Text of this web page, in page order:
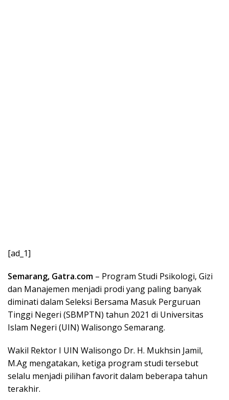
[ad_1]
Semarang, Gatra.com – Program Studi Psikologi, Gizi
dan Manajemen menjadi prodi yang paling banyak
diminati dalam Seleksi Bersama Masuk Perguruan
Tinggi Negeri (SBMPTN) tahun 2021 di Universitas
Islam Negeri (UIN) Walisongo Semarang.
Wakil Rektor I UIN Walisongo Dr. H. Mukhsin Jamil,
M.Ag mengatakan, ketiga program studi tersebut
selalu menjadi pilihan favorit dalam beberapa tahun
terakhir.